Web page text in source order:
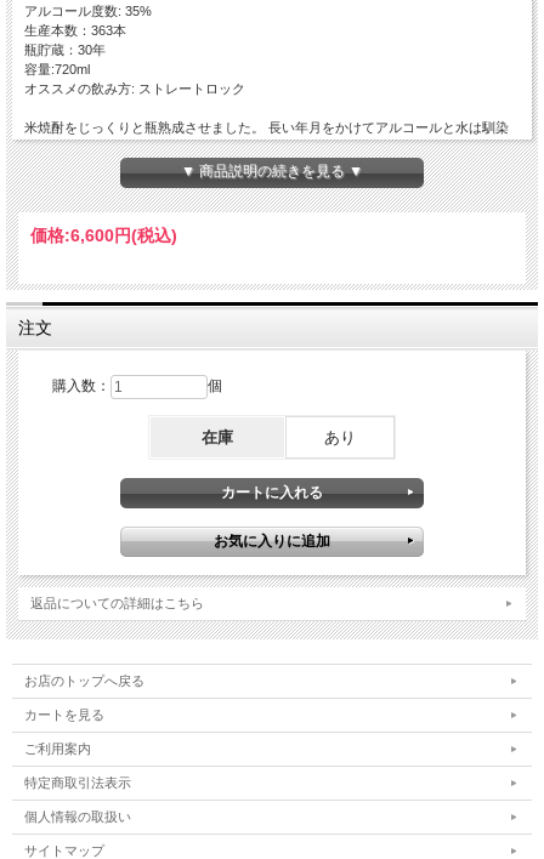
アルコール度数: 35%
生産本数：363本
瓶貯蔵：30年
容量:720ml
オススメの飲み方: ストレートロック
米焼酎をじっくりと瓶熟成させました。 長い年月をかけてアルコールと水は馴染
み、35度という度数が信じられないほどのまろやかさとなめらかさです。
落ち着いた熟成香とほのかに残る吟醸香が心地よく、スッキリとした飲み口で水の
ようにスルスルと飲めてしまう危険な魅力を持っています。
先日リリースしたシェリー樽熟成とは違った本格焼酎スタイルで、しっかりと焼酎
感がでています。
これはぜひ、ストレートかロックでゆっくり楽しんでいただきたい逸品です。
▼ 商品説明の続きを見る ▼
価格:6,600円(税込)
注文
購入数： 個
在庫 あり
返品についての詳細はこちら
お店のトップへ戻る
カートを見る
ご利用案内
特定商取引法表示
個人情報の取扱い
サイトマップ